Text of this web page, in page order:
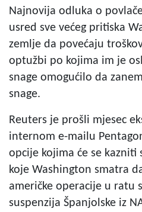
Najnovija odluka o
usred sve većeg pritiska
zemlje da povećaju
optužbi po kojima im je
snage omogućilo da
snage.
Reuters je prošli mjesec
internom e-mailu
opcije kojima će se kazniti
koje Washington smatra
američke operacije u ratu
suspenzija Španjolske iz